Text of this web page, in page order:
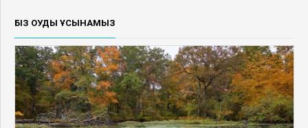
БІЗ ОҚУДЫ ҰСЫНАМЫЗ